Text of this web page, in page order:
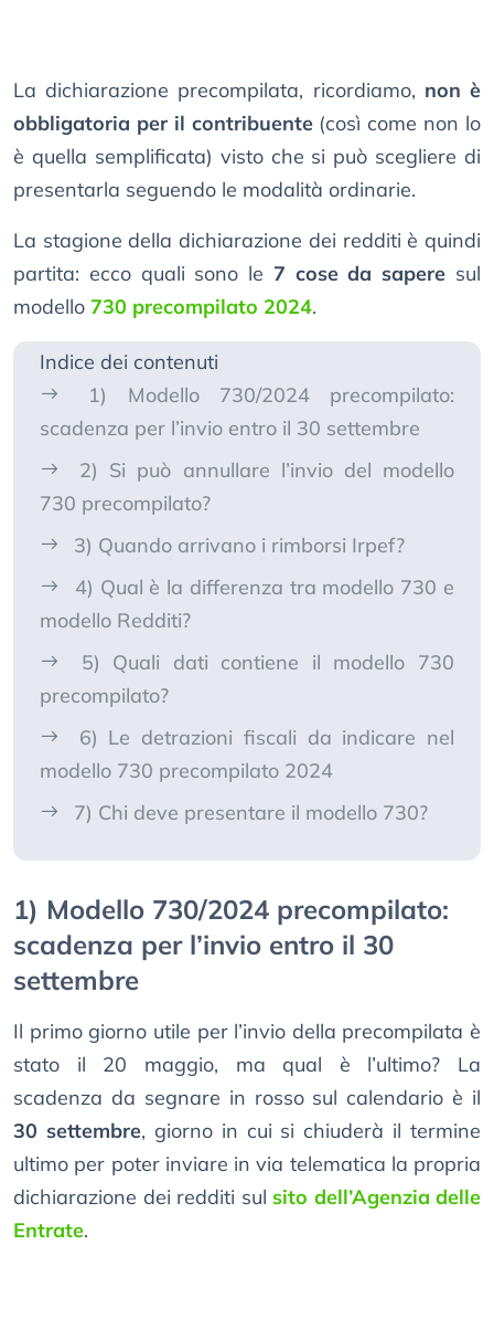
La dichiarazione precompilata, ricordiamo, non è
obbligatoria per il contribuente(così come non lo
è quella semplificata) visto che si può scegliere di
presentarla seguendo le modalità ordinarie.
La stagione della dichiarazione dei redditi è quindi
partita: ecco quali sono le 7 cose da sapere sul
modello 730 precompilato 2024.
Indice dei contenuti
1) Modello 730/2024 precompilato:
scadenza per l’invio entro il 30 settembre
2) Si può annullare l’invio del modello
730 precompilato?
3) Quando arrivano i rimborsi Irpef?
4) Qual è la differenza tra modello 730 e
modello Redditi?
5) Quali dati contiene il modello 730
precompilato?
6) Le detrazioni fiscali da indicare nel
modello 730 precompilato 2024
7) Chi deve presentare il modello 730?
1) Modello 730/2024 precompilato:
scadenza per l’invio entro il 30
settembre
Il primo giorno utile per l’invio della precompilata è
stato il 20 maggio, ma qual è l’ultimo? La
scadenza da segnare in rosso sul calendario è il
30 settembre, giorno in cui si chiuderà il termine
ultimo per poter inviare in via telematica la propria
dichiarazione dei redditi sul sito dell’Agenzia delle
Entrate.